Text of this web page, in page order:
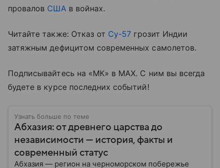
провалов США в войнах.
Читайте также: Отказ от Су-57 грозит Индии
затяжным дефицитом современных самолетов.
Подписывайтесь на «МК» в MAX. С ним вы всегда
будете в курсе последних событий!
Узнать больше по теме
Абхазия: от древнего царства до
независимости — история, факты и
современный статус
Абхазия — регион на черноморском побережье